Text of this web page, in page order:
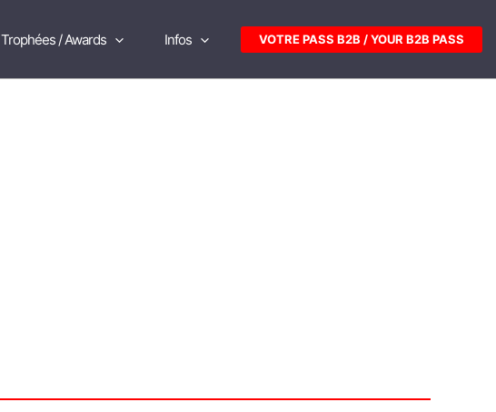
Trophées / Awards Infos VOTRE PASS B2B / YOUR B2B PASS